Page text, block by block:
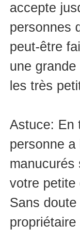
accepte
personnes
peut-être
une
les très
Astuce: En
personne
manucurés
votre petite
Sans